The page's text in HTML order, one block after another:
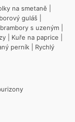
na smetaně
guláš
s uzeným
Kuře na paprice
perník
Rychlý